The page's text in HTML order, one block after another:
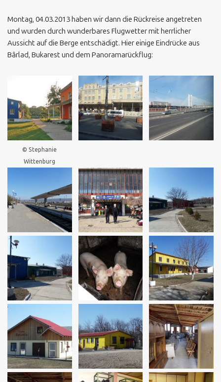
Montag, 04.03.2013 haben wir dann die Rückreise angetreten
und wurden durch wunderbares Flugwetter mit herrlicher
Aussicht auf die Berge entschädigt. Hier einige Eindrücke aus
Bârlad, Bukarest und dem Panoramarückflug:
© Stephanie
Wittenburg